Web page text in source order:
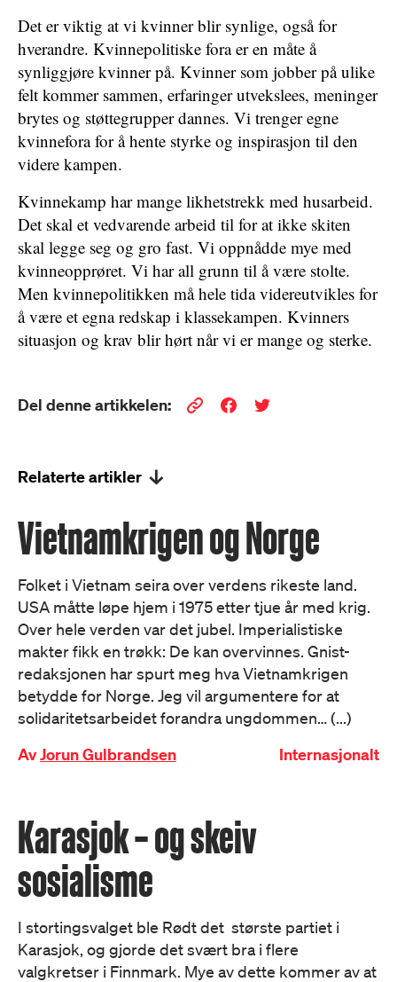
Det er viktig at vi kvinner blir synlige, også for
hverandre. Kvinnepolitiske fora er en måte å
synliggjøre kvinner på. Kvinner som jobber på ulike
felt kommer sammen, erfaringer utvekslees, meninger
brytes og støttegrupper dannes. Vi trenger egne
kvinnefora for å hente styrke og inspirasjon til den
videre kampen.
Kvinnekamp har mange likhetstrekk med husarbeid.
Det skal et vedvarende arbeid til for at ikke skiten
skal legge seg og gro fast. Vi oppnådde mye med
kvinneopprøret. Vi har all grunn til å være stolte.
Men kvinnepolitikken må hele tida videreutvikles for
å være et egna redskap i klassekampen. Kvinners
situasjon og krav blir hørt når vi er mange og sterke.
Del denne artikkelen:
Relaterte artikler
Vietnamkrigen og Norge
Folket i Vietnam seira over verdens rikeste land.
USA måtte løpe hjem i 1975 etter tjue år med krig.
Over hele verden var det jubel. Imperialistiske
makter fikk en trøkk: De kan overvinnes. Gnist-
redaksjonen har spurt meg hva Vietnamkrigen
betydde for Norge. Jeg vil argumentere for at
solidaritetsarbeidet forandra ungdommen… (...)
AvJorun Gulbrandsen Internasjonalt
Karasjok – og skeiv
sosialisme
I stortingsvalget ble Rødt det største partiet i
Karasjok, og gjorde det svært bra i flere
valgkretser i Finnmark. Mye av dette kommer av at